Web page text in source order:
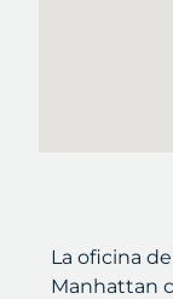
La oficina
Manhattan